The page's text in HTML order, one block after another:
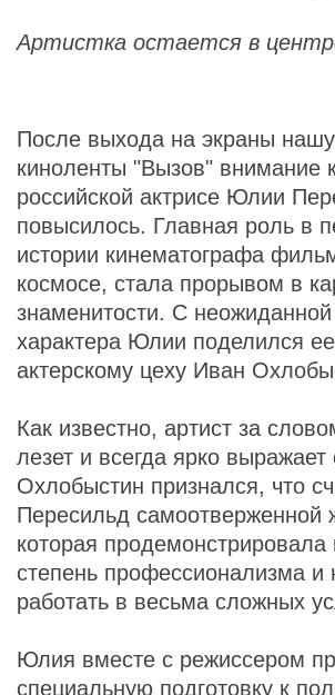
Артистка остается в
После выхода на экраны
киноленты "Вызов" внимание
российской актрисе Юлии
повысилось. Главная роль в
истории кинематографа
космосе, стала прорывом в
знаменитости. С неожиданной
характера Юлии поделился
актерскому цеху Иван
Как известно, артист за
лезет и всегда ярко
Охлобыстин признался, что
Пересильд самоотверженной
которая
степень профессионализма и
работать в весьма сложных
Юлия вместе с режиссером
специальную подготовку к